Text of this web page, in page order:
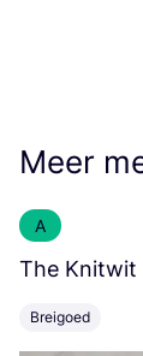
Meer
A
The Knitwit
Breigoed